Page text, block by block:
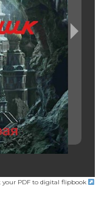
your PDF to digital flipbook